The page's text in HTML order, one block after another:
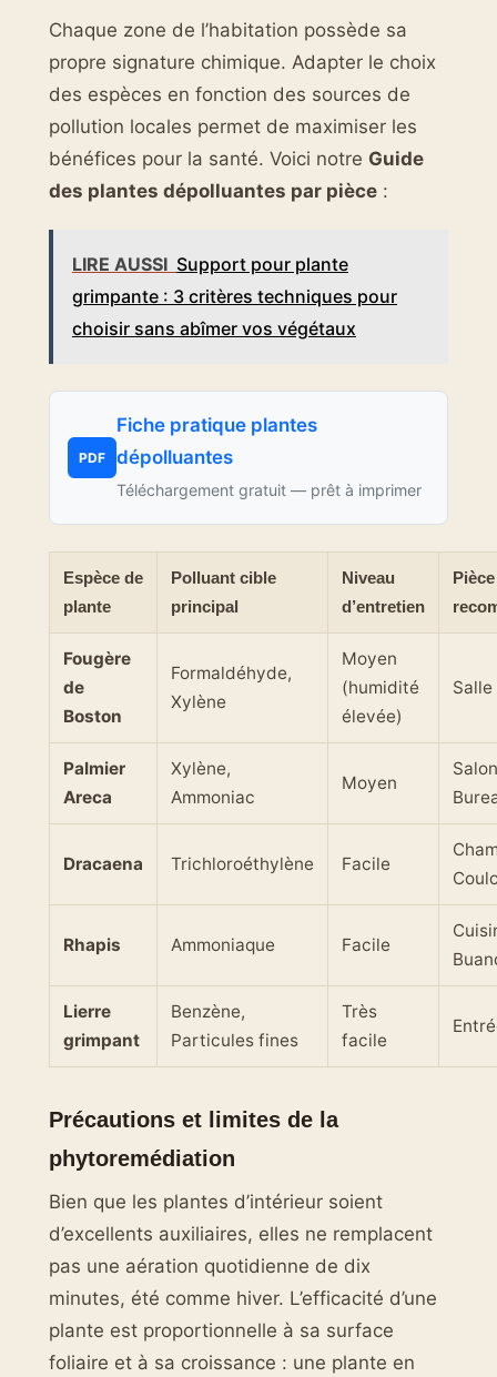
Chaque zone de l’habitation possède sa
propre signature chimique. Adapter le choix
des espèces en fonction des sources de
pollution locales permet de maximiser les
bénéfices pour la santé. Voici notre Guide
des plantes dépolluantes par pièce :
LIRE AUSSI Support pour plante
grimpante : 3 critères techniques pour
choisir sans abîmer vos végétaux
PDF
Fiche pratique plantes
dépolluantes
Téléchargement gratuit — prêt à imprimer
Espèce de
plante
Polluant cible
principal
Niveau
d’entretien
Pièce
Fougère
de
Boston
Formaldéhyde,
Xylène
Moyen
(humidité
élevée)
Palmier
Areca
Xylène,
Ammoniac
Moyen
Dracaena Trichloroéthylène Facile
Rhapis Ammoniaque Facile
Lierre
grimpant
Benzène,
Particules fines
Très
facile
Précautions et limites de la
phytoremédiation
Bien que les plantes d’intérieur soient
d’excellents auxiliaires, elles ne remplacent
pas une aération quotidienne de dix
minutes, été comme hiver. L’efficacité d’une
plante est proportionnelle à sa surface
foliaire et à sa croissance : une plante en